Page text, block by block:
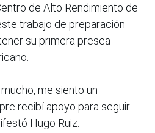
de Alto Rendimiento de
trabajo de preparación
su primera presea
me siento un
recibí apoyo para seguir
Hugo Ruiz.